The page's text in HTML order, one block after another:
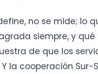
no se mide; lo
siempre, y
de que los
la cooperación Sur-